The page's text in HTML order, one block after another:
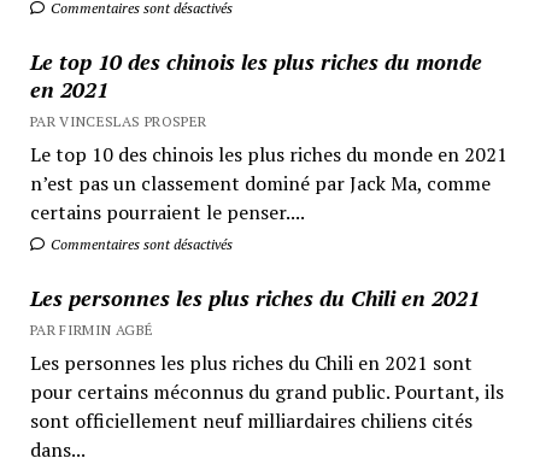
Commentaires sont désactivés
Le top 10 des chinois les plus riches du monde
en 2021
PAR VINCESLAS PROSPER
Le top 10 des chinois les plus riches du monde en 2021
n’est pas un classement dominé par Jack Ma, comme
certains pourraient le penser....
Commentaires sont désactivés
Les personnes les plus riches du Chili en 2021
PAR FIRMIN AGBÉ
Les personnes les plus riches du Chili en 2021 sont
pour certains méconnus du grand public. Pourtant, ils
sont officiellement neuf milliardaires chiliens cités
dans...